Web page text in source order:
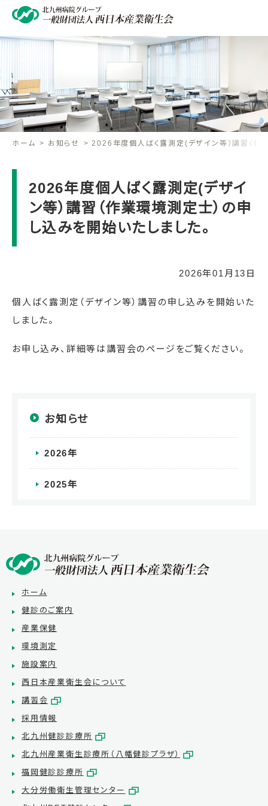
ホーム お知らせ 2026年度個人ばく露測定(デザイン等）講習（作
2026年度個人ばく露測定(デザイ
ン等）講習（作業環境測定士）の申
し込みを開始いたしました。
2026年01月13日
個人ばく露測定（デザイン等）講習の申し込みを開始いた
しました。
お申し込み、詳細等は講習会のページをご覧ください。
お知らせ
2026年
2025年
ホーム
健診のご案内
産業保健
環境測定
施設案内
西日本産業衛生会について
講習会
採用情報
北九州健診診療所
北九州産業衛生診療所（八幡健診プラザ）
福岡健診診療所
大分労働衛生管理センター